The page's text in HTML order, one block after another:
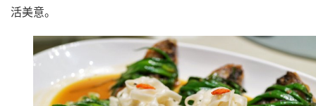
活美意。